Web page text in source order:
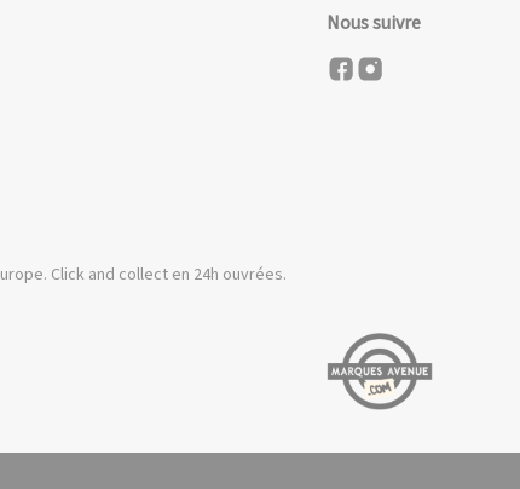
Click and collect en 24h ouvrées.
Nous suivre